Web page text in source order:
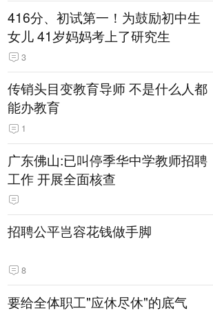
416分、初试第一！为鼓励初中生
女儿 41岁妈妈考上了研究生
3
传销头目变教育导师 不是什么人都
能办教育
1
广东佛山:已叫停季华中学教师招聘
工作 开展全面核查
招聘公平岂容花钱做手脚
8
要给全体职工"应休尽休"的底气